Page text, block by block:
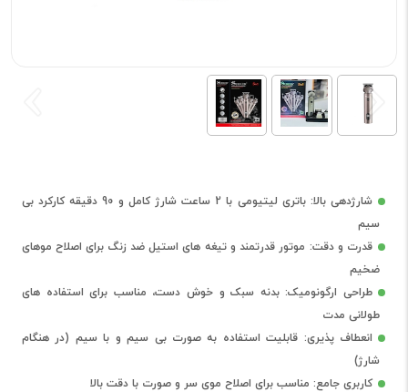
شارژدهی بالا: باتری لیتیومی با 2 ساعت شارژ کامل و 90 دقیقه کارکرد بی
سیم
قدرت و دقت: موتور قدرتمند و تیغه های استیل ضد زنگ برای اصلاح موهای
ضخیم
طراحی ارگونومیک: بدنه سبک و خوش دست، مناسب برای استفاده های
طولانی مدت
انعطاف پذیری: قابلیت استفاده به صورت بی سیم و با سیم (در هنگام
شارژ)
کاربری جامع: مناسب برای اصلاح موی سر و صورت با دقت بالا